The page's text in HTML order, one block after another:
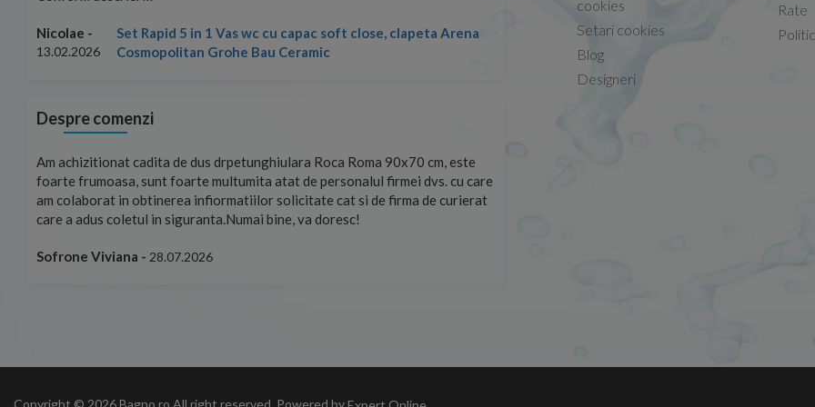
Nicolae -
13.02.2026
Set Rapid 5 in 1 Vas wc cu capac soft close, clapeta Arena
Cosmopolitan Grohe Bau Ceramic
13.02.2026
Despre comenzi
Am achizitionat cadita de dus drpetunghiulara Roca Roma 90x70 cm, este
foarte frumoasa, sunt foarte multumita atat de personalul firmei dvs. cu care
am colaborat in obtinerea infiormatiilor solicitate cat si de firma de curierat
care a adus coletul in siguranta.Numai bine, va doresc!
Sofrone Viviana - 28.07.2026
cookies
Setari cookies
Blog
Designeri
Rate
Copyright © 2026 Bagno.ro All right reserved. Powered by